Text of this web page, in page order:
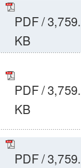
PDF/
KB
PDF/
KB
PDF/